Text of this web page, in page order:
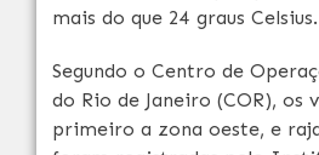
mais do que 24 graus Celsius.
Segundo o Centro de
do Rio de Janeiro (COR), os
primeiro a zona oeste, e